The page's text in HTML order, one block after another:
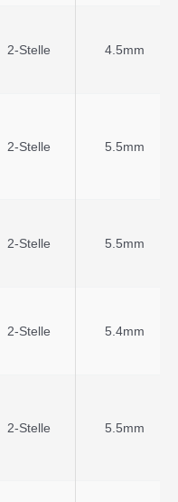
2-Stelle 4.5mm
2-Stelle 5.5mm
2-Stelle 5.5mm
2-Stelle 5.4mm
2-Stelle 5.5mm